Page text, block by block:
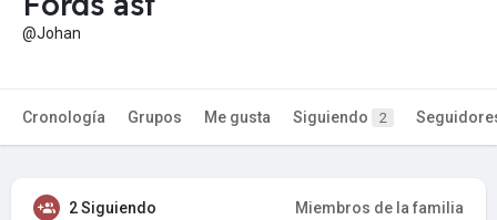
@Johan
Cronología Grupos Me gusta Siguiendo 2
2 Siguiendo Miembros de la familia